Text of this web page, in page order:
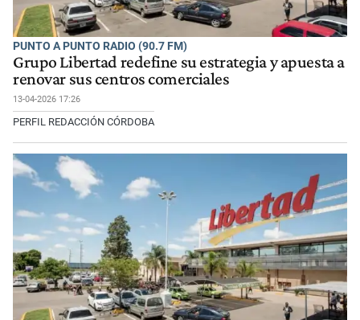
PUNTO A PUNTO RADIO (90.7 FM)
Grupo Libertad redefine su estrategia y apuesta a
renovar sus centros comerciales
13-04-2026 17:26
PERFIL REDACCIÓN CÓRDOBA